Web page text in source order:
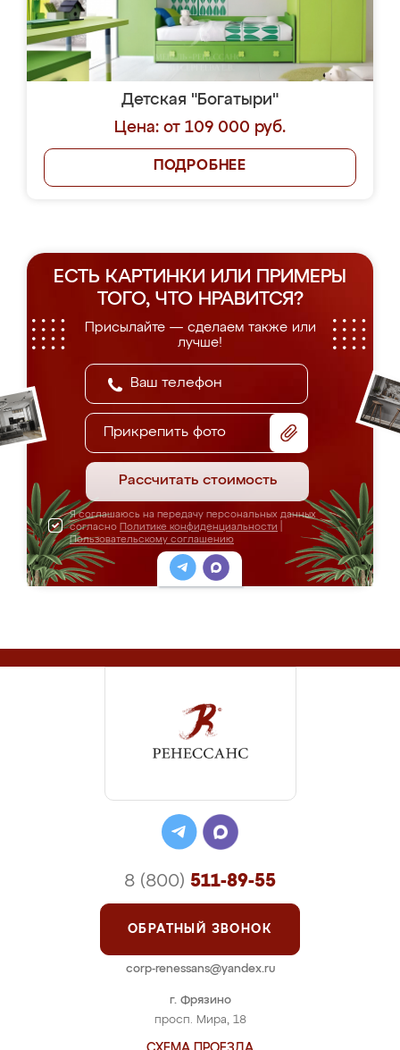
Детская "Богатыри"
Цена: от 109 000 руб.
ПОДРОБНЕЕ
ЕСТЬ КАРТИНКИ ИЛИ ПРИМЕРЫ
ТОГО, ЧТО НРАВИТСЯ?
Присылайте — сделаем также или
лучше!
Прикрепить фото
Рассчитать стоимость
Я соглашаюсь на передачу персональных данных
согласно Политике конфиденциальности
Пользовательскому соглашению
г. Фрязино
просп. Мира, 18
8 (800) 511-89-55
ОБРАТНЫЙ ЗВОНОК
corp-renessans@yandex.ru